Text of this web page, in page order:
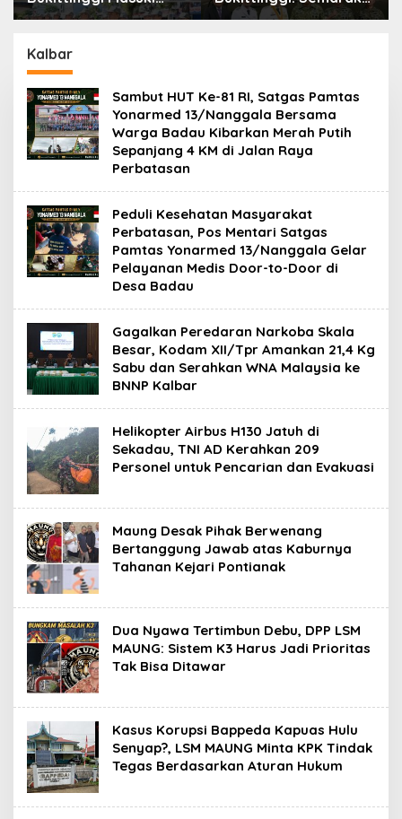
Tahap Tantingan di
Car Free Day dalam
Bonjol
Kalbar
Sambut HUT Ke-81 RI, Satgas Pamtas
Yonarmed 13/Nanggala Bersama
Warga Badau Kibarkan Merah Putih
Sepanjang 4 KM di Jalan Raya
Perbatasan
Peduli Kesehatan Masyarakat
Perbatasan, Pos Mentari Satgas
Pamtas Yonarmed 13/Nanggala Gelar
Pelayanan Medis Door-to-Door di
Desa Badau
Gagalkan Peredaran Narkoba Skala
Besar, Kodam XII/Tpr Amankan 21,4 Kg
Sabu dan Serahkan WNA Malaysia ke
BNNP Kalbar
Helikopter Airbus H130 Jatuh di
Sekadau, TNI AD Kerahkan 209
Personel untuk Pencarian dan Evakuasi
Maung Desak Pihak Berwenang
Bertanggung Jawab atas Kaburnya
Tahanan Kejari Pontianak
Dua Nyawa Tertimbun Debu, DPP LSM
MAUNG: Sistem K3 Harus Jadi Prioritas
Tak Bisa Ditawar
Kasus Korupsi Bappeda Kapuas Hulu
Senyap?, LSM MAUNG Minta KPK Tindak
Tegas Berdasarkan Aturan Hukum